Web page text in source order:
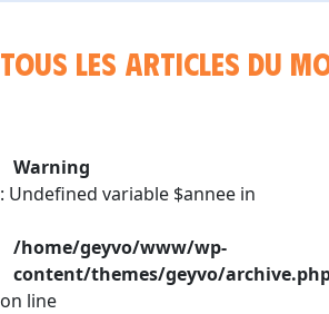
Tous les articles du
Warning
: Undefined variable $annee in
/home/geyvo/www/wp-
content/themes/geyvo/
on line